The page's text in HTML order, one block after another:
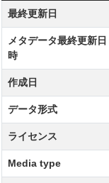
最終更新日
メタデータ最終更新日
時
作成日
データ形式
ライセンス
Media type